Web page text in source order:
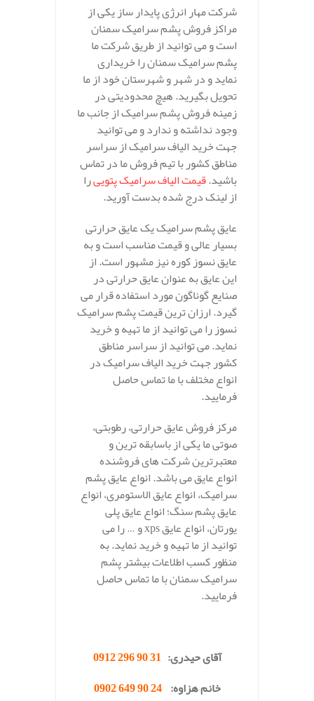
شرکت مهار انرژی پایدار ساز یکی از
مراکز فروش پشم سرامیک سمنان
است و می توانید از طریق شرکت ما
پشم سرامیک سمنان را خریداری
نماید و در شهر و شهرستان خود از ما
تحویل بگیرید. هیچ محدودیتی در
زمینه فروش پشم سرامیک از جانب ما
وجود نداشته و ندارد و می توانید
جهت خرید الیاف سرامیک از سراسر
مناطق کشور با تیم فروش ما در تماس
باشید.قیمت الیاف سرامیک پتوییرا
از لینک درج شده بدست آورید.
عایق پشم سرامیک یک عایق حرارتی
بسیار عالی و قیمت مناسب است و به
عایق نسوز کوره نیز مشهور است. از
این عایق به عنوان عایق حرارتی در
صنایع گوناگون مورد استفاده قرار می
گیرد. ارزان ترین قیمت پشم سرامیک
نسوز را می توانید از ما تهیه و خرید
نماید. می توانید از سراسر مناطق
کشور جهت خرید الیاف سرامیک در
انواع مختلف با ما تماس حاصل
فرمایید.
مرکز فروش عایق حرارتی، رطوبتی،
صوتی ما یکی از باسابقه ترین و
معتبرترین شرکت های فروشنده
انواع عایق می باشد. انواع عایق پشم
سرامیک، انواع عایق الاستومری، انواع
عایق پشم سنگ؛ انواع عایق پلی
یورتان، انواع عایق xps و … را می
توانید از ما تهیه و خرید نماید. به
منظور کسب اطلاعات بیشتر پشم
سرامیک سمنان با ما تماس حاصل
فرمایید.
آقای حیدری: 31 90 296 0912
خانم هزاوه:24 90 649 0902